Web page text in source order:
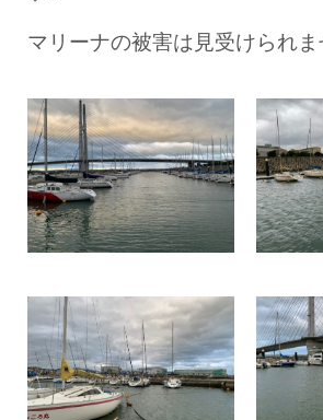
マリーナの被害は見受けられま